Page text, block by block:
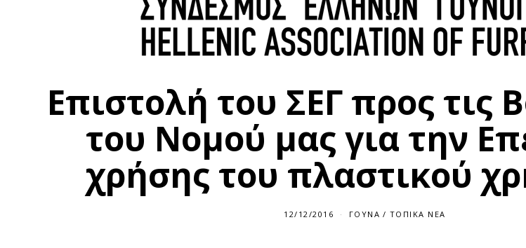
Επιστολή του ΣΕΓ προς τις
του Νομού μας για την
χρήσης του πλαστικού
12/12/2016 ΓΟΎΝΑ / ΤΟΠΙΚΆ ΝΈΑ